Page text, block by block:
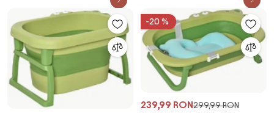
câini mici și pui, gri | Aosom
Romania
-20 %
239,99 RON299,99 RON